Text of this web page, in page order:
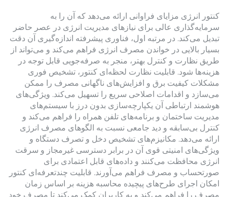
کنتور انرژی مزایای فراوانی ارائه می‌دهد که آن را به
سرمایه‌گذاری عالی برای نیازهای مدیریت انرژی در عصر حاضر
تبدیل می‌کند. در مرتبه اول، فناوری پیشرفته اندازه‌گیری آن دقت
بسیار بالایی در خواندن مصرف انرژی فراهم می‌کند و می‌تواند از
طریق نظارت و کنترل بهتر، منجر به صرفه‌جویی قابل توجه در
هزینه‌ها شود. قابلیت نظارت لحظه‌ای کنتور، تشخیص فوری
مشکلات کیفیت برق و افزایش‌های ناگهانی مصرف را ممکن
می‌سازد و اقدامات اصلاحی سریع را تسهیل می‌کند. ویژگی‌های
هوشمند ارتباطی آن یکپارچه‌سازی بدون درز با سیستم‌های
مدیریت ساختمان و برنامه‌های تلفن همراه را فراهم می‌کند و
کنترل بی‌سابقه و دید جامعی نسبت به الگوهای مصرف انرژی
ارائه می‌دهد. مکانیزم‌های تشخیص دخل و تصرف دستگاه و
ویژگی‌های امنیتی قوی آن در برابر دسترسی غیرمجاز و سرقت
انرژی محافظت می‌کنند و داده‌های قابل اعتمادی برای
صورتحساب و مصرف فراهم می‌آورند. قابلیت چندتعرفه‌ای کنتور
امکان اجرای طرح‌های پیچیده محاسبه هزینه بر اساس زمان
مصرف را فراهم می‌کند و به کاربران کمک می‌کند تا مصرف خود